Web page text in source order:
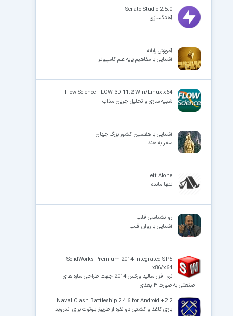
Serato Studio 2.5.0
آهنگسازی
آموزش رایانه
آشنایی با مفاهیم پایه علم کامپیوتر
Flow Science FLOW-3D 11.2 Win/Linux x64
شبیه سازی و تحلیل جریان مذاب
آشنایی با هفتمین کشور بزرگ جهان
سفر به هند
Left Alone
تنها مانده
روانشناسی قلب
آشنایی با روان قلب
SolidWorks Premium 2014 Integrated SP5
x86/x64
نرم افزار سالید ورکس 2014 جهت طراحی سازه های
صنعتی به صورت ۳ بعدی
Naval Clash Battleship 2.4.6 for Android +2.2
بازی کاغذ و کشتی دو نفره از طریق بلوتوث برای اندروید